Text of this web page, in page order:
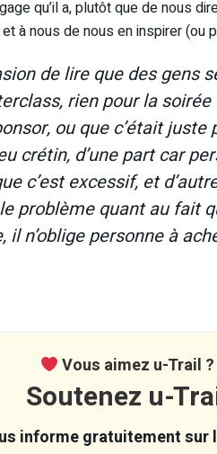
qu’il a, plutôt que de nous
à nous de nous en inspirer (ou
de lire que des gens
rien pour la
ou que c’était
crétin, d’une part car
c’est excessif, et
problème quant au fait
il n’oblige personne à
Vous aimez u-Trail ?
Soutenez u-
informe gratuitement sur